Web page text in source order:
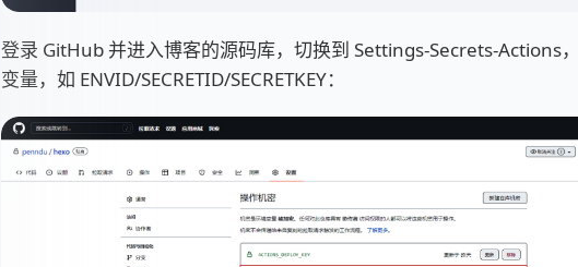
登录 GitHub 并进入博客的源码库，切换到 Settings-Secrets-Actions
变量，如 ENVID/SECRETID/SECRETKEY：